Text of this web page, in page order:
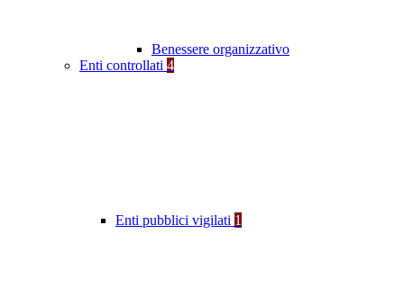
Benessere organizzativo
Enti controllati 4
Enti pubblici vigilati 1